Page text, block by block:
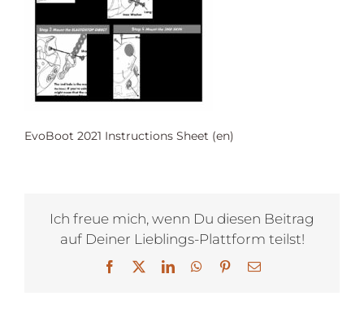
EvoBoot 2021 Instructions Sheet (en)
Ich freue mich, wenn Du diesen Beitrag
auf Deiner Lieblings-Plattform teilst!
Facebook LinkedInWhatsApp
Pinterest
E-